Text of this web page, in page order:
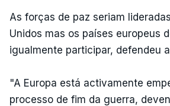
As forças de paz seriam
Unidos mas os países europeus
igualmente participar, defendeu
"A Europa está activamente
processo de fim da guerra,